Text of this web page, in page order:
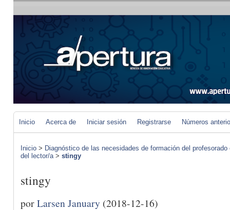
Inicio Acerca de Iniciar sesión Registrarse Números
Inicio > Diagnóstico de las necesidades de formación del
del lector/a> stingy
stingy
porLarsen January (2018-12-16)